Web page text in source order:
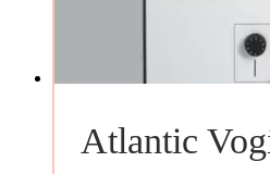
Atlantic